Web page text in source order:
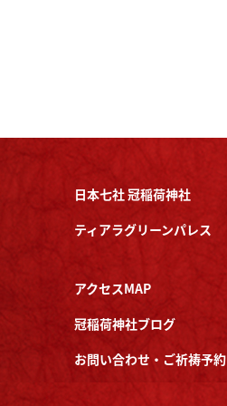
日本七社 冠稲荷神社
ティアラグリーンパレス
アクセスMAP
冠稲荷神社ブログ
お問い合わせ・ご祈祷予約